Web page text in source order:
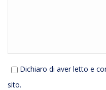
Dichiaro di aver letto e
sito.